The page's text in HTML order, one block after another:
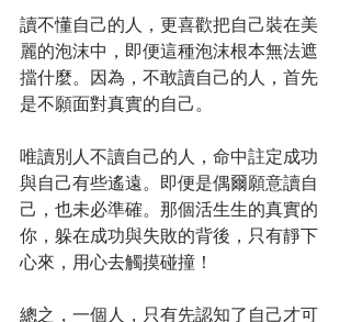
讀不懂自己的人，更喜歡把自己裝在美
麗的泡沫中，即便這種泡沫根本無法遮
擋什麼。因為，不敢讀自己的人，首先
是不願面對真實的自己。
唯讀別人不讀自己的人，命中註定成功
與自己有些遙遠。即便是偶爾願意讀自
己，也未必準確。那個活生生的真實的
你，躲在成功與失敗的背後，只有靜下
心來，用心去觸摸碰撞！
總之，一個人，只有先認知了自己才可